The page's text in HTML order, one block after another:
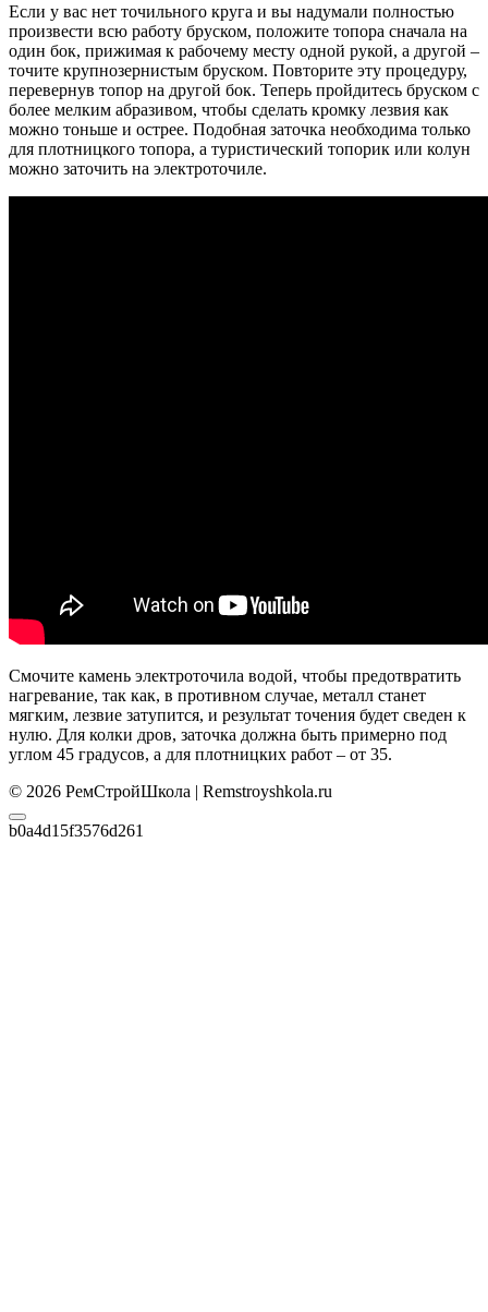
Если у вас нет точильного круга и вы надумали полностью
произвести всю работу бруском, положите топора сначала на
один бок, прижимая к рабочему месту одной рукой, а другой –
точите крупнозернистым бруском. Повторите эту процедуру,
перевернув топор на другой бок. Теперь пройдитесь бруском с
более мелким абразивом, чтобы сделать кромку лезвия как
можно тоньше и острее. Подобная заточка необходима только
для плотницкого топора, а туристический топорик или колун
можно заточить на электроточиле.
Смочите камень электроточила водой, чтобы предотвратить
нагревание, так как, в противном случае, металл станет
мягким, лезвие затупится, и результат точения будет сведен к
нулю. Для колки дров, заточка должна быть примерно под
углом 45 градусов, а для плотницких работ – от 35.
© 2026 РемСтройШкола | Remstroyshkola.ru
b0a4d15f3576d261